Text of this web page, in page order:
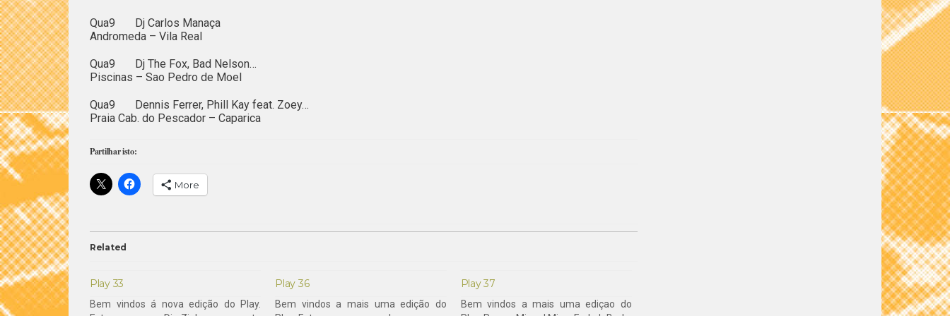
Qua9 Dj Carlos Manaça
Andromeda – Vila Real
Qua9 Dj The Fox, Bad Nelson…
Piscinas – Sao Pedro de Moel
Qua9 Dennis Ferrer, Phill Kay feat. Zoey…
Praia Cab. do Pescador – Caparica
Partilhar isto:
More
Related
Play 33
Bem vindos á nova edição do Play.
Play 36
Bem vindos a mais uma edição do
Play 37
Bem vindos a mais uma ediçao do